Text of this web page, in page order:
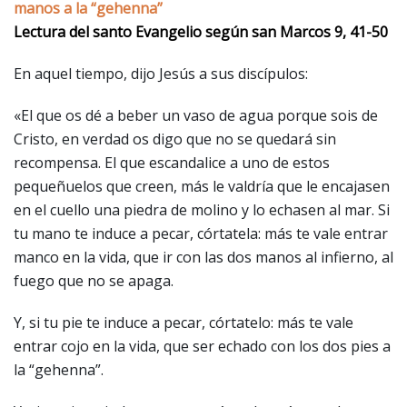
manos a la “gehenna”
Lectura del santo Evangelio según san Marcos 9, 41-50
En aquel tiempo, dijo Jesús a sus discípulos:
«El que os dé a beber un vaso de agua porque sois de
Cristo, en verdad os digo que no se quedará sin
recompensa. El que escandalice a uno de estos
pequeñuelos que creen, más le valdría que le encajasen
en el cuello una piedra de molino y lo echasen al mar. Si
tu mano te induce a pecar, córtatela: más te vale entrar
manco en la vida, que ir con las dos manos al infierno, al
fuego que no se apaga.
Y, si tu pie te induce a pecar, córtatelo: más te vale
entrar cojo en la vida, que ser echado con los dos pies a
la “gehenna”.